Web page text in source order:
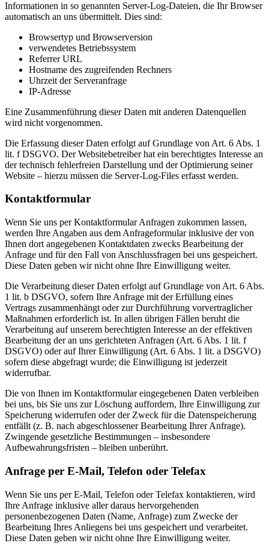
Informationen in so genannten Server-Log-Dateien, die Ihr Browser
automatisch an uns übermittelt. Dies sind:
Browsertyp und Browserversion
verwendetes Betriebssystem
Referrer URL
Hostname des zugreifenden Rechners
Uhrzeit der Serveranfrage
IP-Adresse
Eine Zusammenführung dieser Daten mit anderen Datenquellen
wird nicht vorgenommen.
Die Erfassung dieser Daten erfolgt auf Grundlage von Art. 6 Abs. 1
lit. f DSGVO. Der Websitebetreiber hat ein berechtigtes Interesse an
der technisch fehlerfreien Darstellung und der Optimierung seiner
Website – hierzu müssen die Server-Log-Files erfasst werden.
Kontaktformular
Wenn Sie uns per Kontaktformular Anfragen zukommen lassen,
werden Ihre Angaben aus dem Anfrageformular inklusive der von
Ihnen dort angegebenen Kontaktdaten zwecks Bearbeitung der
Anfrage und für den Fall von Anschlussfragen bei uns gespeichert.
Diese Daten geben wir nicht ohne Ihre Einwilligung weiter.
Die Verarbeitung dieser Daten erfolgt auf Grundlage von Art. 6 Abs.
1 lit. b DSGVO, sofern Ihre Anfrage mit der Erfüllung eines
Vertrags zusammenhängt oder zur Durchführung vorvertraglicher
Maßnahmen erforderlich ist. In allen übrigen Fällen beruht die
Verarbeitung auf unserem berechtigten Interesse an der effektiven
Bearbeitung der an uns gerichteten Anfragen (Art. 6 Abs. 1 lit. f
DSGVO) oder auf Ihrer Einwilligung (Art. 6 Abs. 1 lit. a DSGVO)
sofern diese abgefragt wurde; die Einwilligung ist jederzeit
widerrufbar.
Die von Ihnen im Kontaktformular eingegebenen Daten verbleiben
bei uns, bis Sie uns zur Löschung auffordern, Ihre Einwilligung zur
Speicherung widerrufen oder der Zweck für die Datenspeicherung
entfällt (z. B. nach abgeschlossener Bearbeitung Ihrer Anfrage).
Zwingende gesetzliche Bestimmungen – insbesondere
Aufbewahrungsfristen – bleiben unberührt.
Anfrage per E-Mail, Telefon oder Telefax
Wenn Sie uns per E-Mail, Telefon oder Telefax kontaktieren, wird
Ihre Anfrage inklusive aller daraus hervorgehenden
personenbezogenen Daten (Name, Anfrage) zum Zwecke der
Bearbeitung Ihres Anliegens bei uns gespeichert und verarbeitet.
Diese Daten geben wir nicht ohne Ihre Einwilligung weiter.